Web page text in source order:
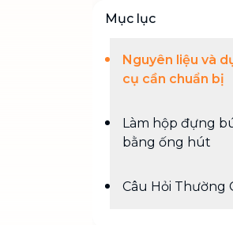
Mục lục
Nguyên liệu và
cụ cần chuẩn bị
Làm hộp đựng
bằng ống hút
Câu Hỏi Thường